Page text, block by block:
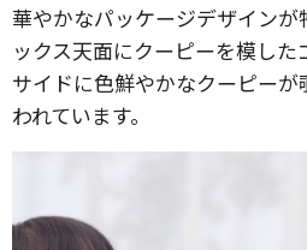
華やかなパッケージデザインが
ックス天面にクーピーを模した
サイドに色鮮やかなクーピー
われています。